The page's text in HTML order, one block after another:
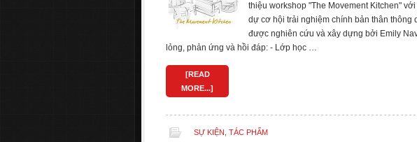
thiệu workshop "The Movement Kitchen"
dự cơ hội trải nghiệm chính bản thân thông
được nghiên cứu và xây dựng bởi Emily
lỏng, phản ứng và hồi đáp: - Lớp học …
[READ
MORE...]
SỰ KIỆN TÁC PHẨM